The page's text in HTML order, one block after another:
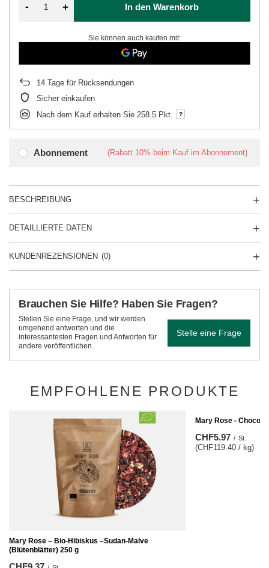
Abonnement (Rabatt 10% beim Kauf im Abonnement)
- + In den Warenkorb
Sie können auch kaufen mit:
14 Tage für Rücksendungen
Sicher einkaufen
Nach dem Kauf erhalten Sie 258.5 Pkt.
BESCHREIBUNG
DETAILLIERTE DATEN
KUNDENREZENSIONEN (0)
Brauchen Sie Hilfe? Haben Sie Fragen?
Stellen Sie eine Frage, und wir werden
umgehend antworten und die
interessantesten Fragen und Antworten für
andere veröffentlichen.
Stelle eine Frage
EMPFOHLENE PRODUKTE
Mary Rose – Bio-Hibiskus –Sudan-Malve
(Blütenblätter) 250 g
Mary Rose -
CHF5.97 / St.
(CHF119.40 / kg)